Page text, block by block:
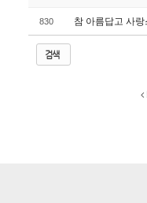
830 참 아름답고 사
검색